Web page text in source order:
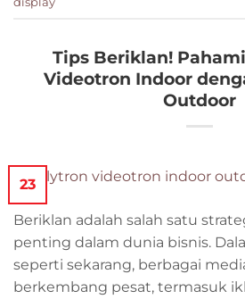
Tips Beriklan!
Videotron Indoor
Outdoor
23
Beriklan adalah salah satu
penting dalam dunia bisnis.
seperti sekarang, berbagai
berkembang pesat, termasuk